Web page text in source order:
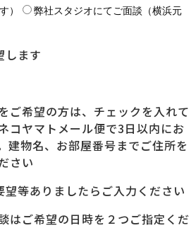
）
弊社スタジオにてご面談（横浜元
します
ご希望の方は、チェックを入れて
コヤマトメール便で3日以内にお
建物名、お部屋番号までご住所を
さい
等ありましたらご入力ください
はご希望の日時を２つご指定くだ